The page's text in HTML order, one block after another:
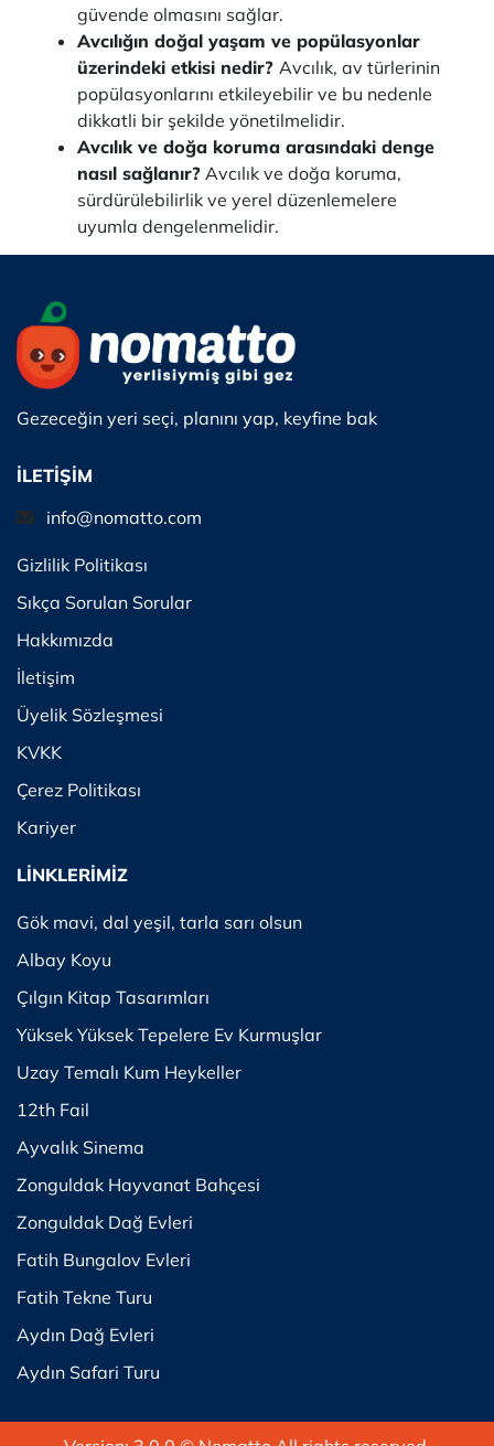
güvende olmasını sağlar.
Avcılığın doğal yaşam ve popülasyonlar
üzerindeki etkisi nedir? Avcılık, av türlerinin
popülasyonlarını etkileyebilir ve bu nedenle
dikkatli bir şekilde yönetilmelidir.
Avcılık ve doğa koruma arasındaki denge
nasıl sağlanır? Avcılık ve doğa koruma,
sürdürülebilirlik ve yerel düzenlemelere
uyumla dengelenmelidir.
Gezeceğin yeri seçi, planını yap, keyfine bak
İLETİŞİM
info@nomatto.com
Gizlilik Politikası
Sıkça Sorulan Sorular
Hakkımızda
İletişim
Üyelik Sözleşmesi
KVKK
Çerez Politikası
Kariyer
LİNKLERİMİZ
Gök mavi, dal yeşil, tarla sarı olsun
Albay Koyu
Çılgın Kitap Tasarımları
Yüksek Yüksek Tepelere Ev Kurmuşlar
Uzay Temalı Kum Heykeller
12th Fail
Ayvalık Sinema
Zonguldak Hayvanat Bahçesi
Zonguldak Dağ Evleri
Fatih Bungalov Evleri
Fatih Tekne Turu
Aydın Dağ Evleri
Aydın Safari Turu